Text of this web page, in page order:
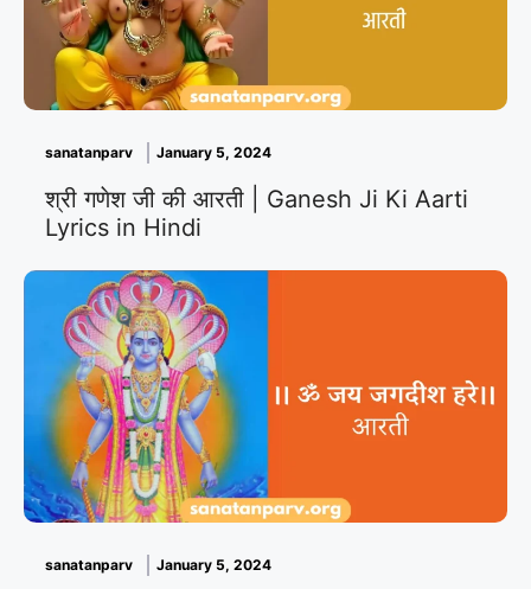
sanatanparv January 5, 2024
श्री गणेश जी की आरती | Ganesh Ji Ki Aarti
Lyrics in Hindi
sanatanparv January 5, 2024